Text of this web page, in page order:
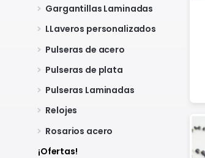
Gargantillas Laminadas
LLaveros personalizados
Pulseras de acero
Pulseras de plata
Pulseras Laminadas
Relojes
Rosarios acero
¡Ofertas!